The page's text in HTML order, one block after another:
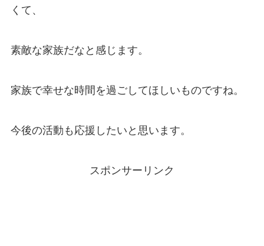
くて、
素敵な家族だなと感じます。
家族で幸せな時間を過ごしてほしいものですね。
今後の活動も応援したいと思います。
スポンサーリンク